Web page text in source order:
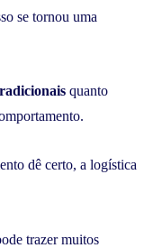
se tornou uma
quanto
dê certo, a logística
trazer muitos